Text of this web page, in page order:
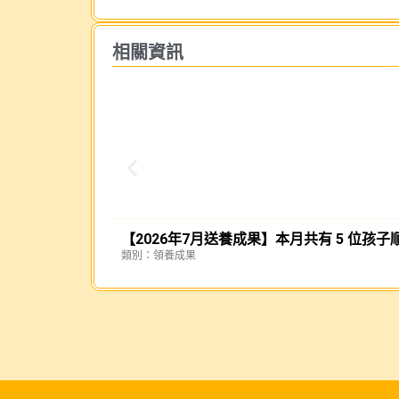
相關資訊
【2026年7月送養成果】本月共有 5 位孩子
類別： 領養成果